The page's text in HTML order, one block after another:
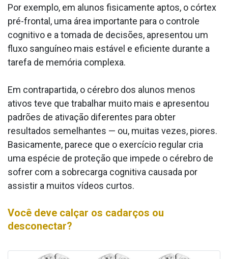
Por exemplo, em alunos fisicamente aptos, o córtex
pré-frontal, uma área importante para o controle
cognitivo e a tomada de decisões, apresentou um
fluxo sanguíneo mais estável e eficiente durante a
tarefa de memória complexa.
Em contrapartida, o cérebro dos alunos menos
ativos teve que trabalhar muito mais e apresentou
padrões de ativação diferentes para obter
resultados semelhantes — ou, muitas vezes, piores.
Basicamente, parece que o exercício regular cria
uma espécie de proteção que impede o cérebro de
sofrer com a sobrecarga cognitiva causada por
assistir a muitos vídeos curtos.
Você deve calçar os cadarços ou
desconectar?